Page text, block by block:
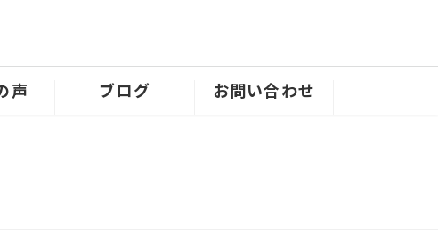
声 ブログ お問い合わせ